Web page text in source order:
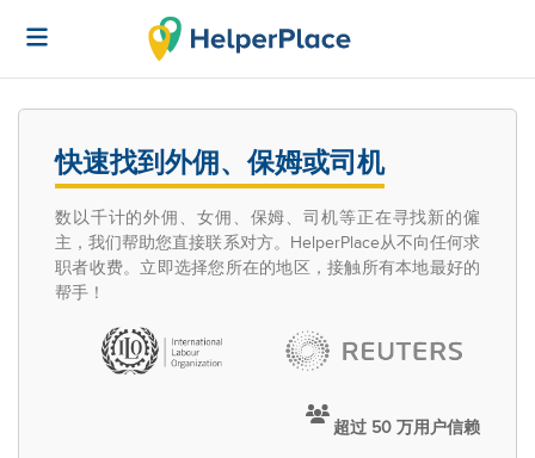
快速找到外佣、保姆或司机
数以千计的外佣、女佣、保姆、司机等正在寻找新的僱
主，我们帮助您直接联系对方。HelperPlace从不向任何求
职者收费。立即选择您所在的地区，接触所有本地最好的
帮手！
超过 50 万用户信赖